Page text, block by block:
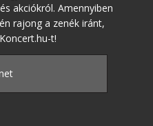
akciókról. Amennyiben
rajong a zenék iránt,
t!